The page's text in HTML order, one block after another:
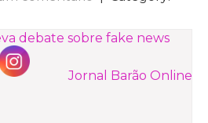
debate sobre fake news
Jornal Barão Online